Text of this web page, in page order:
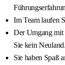
Im Team laufen
Der Umgang
Sie kein Neuland.
Sie haben Spaß